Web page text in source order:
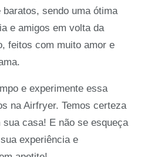
sendo uma ótima
e amigos em volta da
feitos com muito amor e
e experimente essa
na Airfryer. Temos certeza
casa! E não se esqueça
experiência e